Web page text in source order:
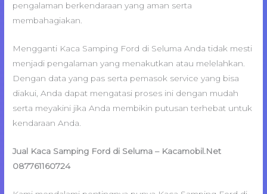
pengalaman berkendaraan yang aman serta
membahagiakan.
Mengganti Kaca Samping Ford di Seluma Anda tidak mesti
menjadi pengalaman yang menakutkan atau melelahkan.
Dengan data yang pas serta pemasok service yang bisa
diakui, Anda dapat mengatasi proses ini dengan mudah
serta meyakini jika Anda membikin putusan terhebat untuk
kendaraan Anda.
Jual Kaca Samping Ford di Seluma – Kacamobil.Net
087761160724